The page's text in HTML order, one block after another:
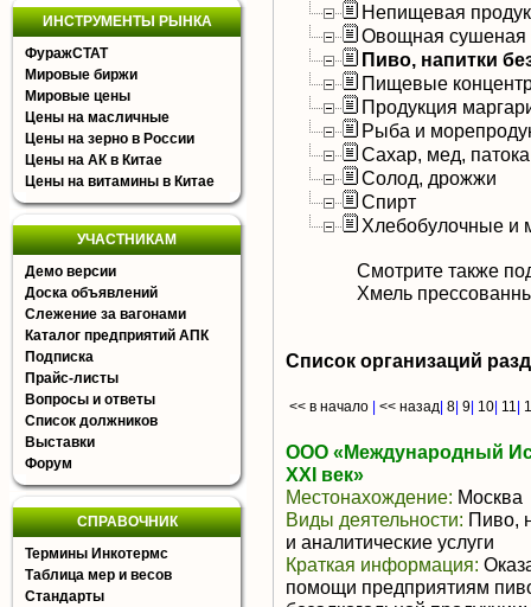
ИНСТРУМЕНТЫ РЫНКА
ФуражСТАТ
Мировые биржи
Мировые цены
Цены на масличные
Цены на зерно в России
Цены на АК в Китае
Цены на витамины в Китае
УЧАСТНИКАМ
Демо версии
Доска объявлений
Слежение за вагонами
Каталог предприятий АПК
Подписка
Прайс-листы
Вопросы и ответы
Список должников
Выставки
Форум
СПРАВОЧНИК
Термины Инкотермс
Таблица мер и весов
Стандарты
Непищевая
Овощная сушеная
Пиво, напитки
Пищевые
Продукция
Рыба и
Сахар, мед, патока
Солод, дрожжи
Спирт
Хлебобулочные и
Смотрите также
Хмель
Список организаций
<< в начало << назад 8 9 10 11
ООО «Международный
ХХI век»
Местонахождение: Москва
Виды деятельности: Пиво,
и аналитические услуги
Краткая информация:
помощи предприятиям